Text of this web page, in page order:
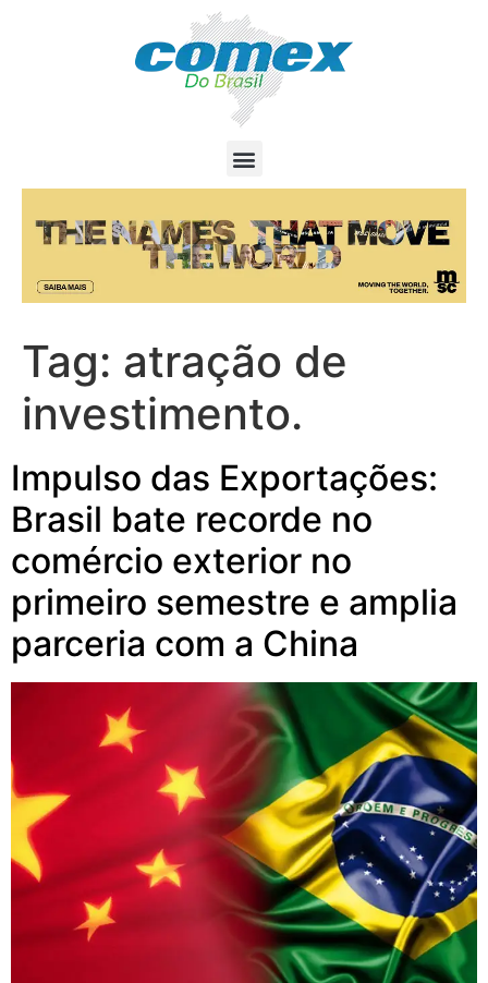
Tag: atração de
investimento.
Impulso das Exportações:
Brasil bate recorde no
comércio exterior no
primeiro semestre e amplia
parceria com a China